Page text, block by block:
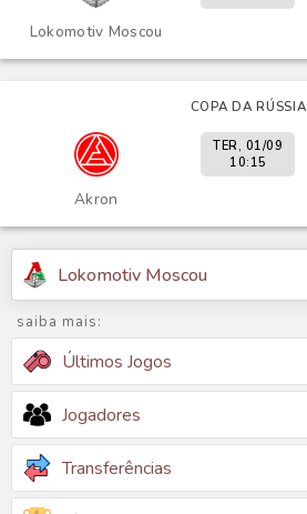
Lokomotiv Moscou
COPA DA RÚSSIA
Akron
TER, 01/09
10:15
Lokomotiv Moscou
saiba mais:
Últimos Jogos
Jogadores
Transferências